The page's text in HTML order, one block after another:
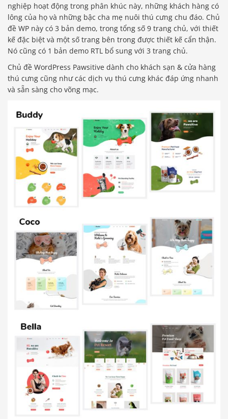
nghiệp hoạt động trong phân khúc này, những khách hàng có
lông của họ và những bậc cha mẹ nuôi thú cưng chu đáo. Chủ
đề WP này có 3 bản demo, trong tổng số 9 trang chủ, với thiết
kế đặc biệt và một số trang bên trong được thiết kế cẩn thận.
Nó cũng có 1 bản demo RTL bổ sung với 3 trang chủ.
Chủ đề WordPress Pawsitive dành cho khách sạn & cửa hàng
thú cưng cũng như các dịch vụ thú cưng khác đáp ứng nhanh
và sẵn sàng cho võng mạc.